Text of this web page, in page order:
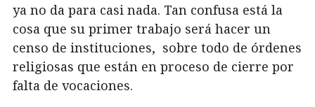
ya no da para casi nada. Tan confusa está la
cosa que su primer trabajo será hacer un
censo de instituciones, sobre todo de órdenes
religiosas que están en proceso de cierre por
falta de vocaciones.